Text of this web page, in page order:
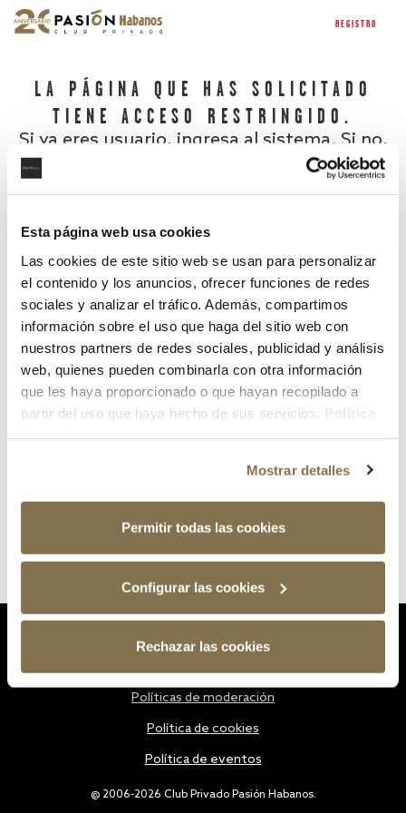
Esta página web usa cookies
Las cookies de este sitio web se usan para personalizar
el contenido y los anuncios, ofrecer funciones de redes
sociales y analizar el tráfico. Además, compartimos
información sobre el uso que haga del sitio web con
nuestros partners de redes sociales, publicidad y análisis
web, quienes pueden combinarla con otra información
que les haya proporcionado o que hayan recopilado a
partir del uso que haya hecho de sus servicios. Política
Mostrar detalles
Permitir todas las cookies
Configurar las cookies
Rechazar las cookies
REGISTRO
LA PÁGINA QUE HAS SOLICITADO
TIENE ACCESO RESTRINGIDO.
Si ya eres usuario, ingresa al sistema. Si no,
¿Has olvidado tu contraseña?
@ 2006-2026 Club Privado Pasión Habanos.
Políticas de moderación
Política de cookies
Política de eventos